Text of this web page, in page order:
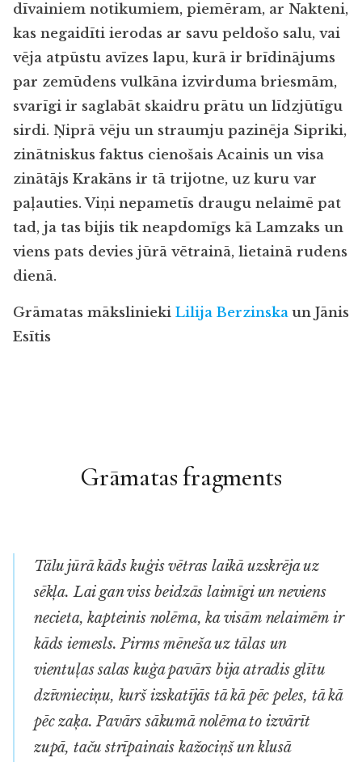
dīvainiem notikumiem, piemēram, ar Nakteni,
kas negaidīti ierodas ar savu peldošo salu, vai
vēja atpūstu avīzes lapu, kurā ir brīdinājums
par zemūdens vulkāna izvirduma briesmām,
svarīgi ir saglabāt skaidru prātu un līdzjūtīgu
sirdi. Ņiprā vēju un straumju pazinēja Sipriki,
zinātniskus faktus cienošais Acainis un visa
zinātājs Krakāns ir tā trijotne, uz kuru var
paļauties. Viņi nepametīs draugu nelaimē pat
tad, ja tas bijis tik neapdomīgs kā Lamzaks un
viens pats devies jūrā vētrainā, lietainā rudens
dienā.
Grāmatas mākslinieki Lilija Berzinskaun Jānis
Esītis
Grāmatas fragments
Tālu jūrā kāds kuģis vētras laikā uzskrēja uz
sēkļa. Lai gan viss beidzās laimīgi un neviens
necieta, kapteinis nolēma, ka visām nelaimēm ir
kāds iemesls. Pirms mēneša uz tālas un
vientuļas salas kuģa pavārs bija atradis glītu
dzīvnieciņu, kurš izskatījās tā kā pēc peles, tā kā
pēc zaķa. Pavārs sākumā nolēma to izvārīt
zupā, taču strīpainais kažociņš un klusā